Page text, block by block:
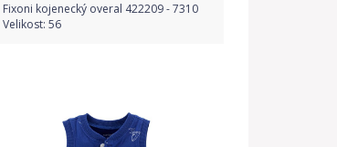
Fixoni kojenecký overal 422209 - 7310
Velikost: 56
Detail produktu